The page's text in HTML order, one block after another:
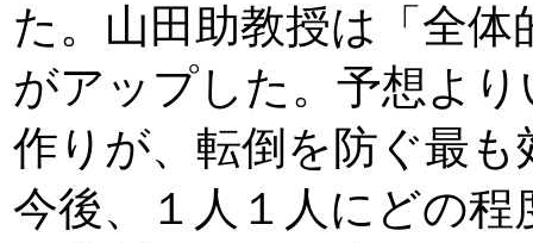
た。山田助教授は「全
がアップした。予想よ
作りが、転倒を防ぐ最
今後、１人１人にどの